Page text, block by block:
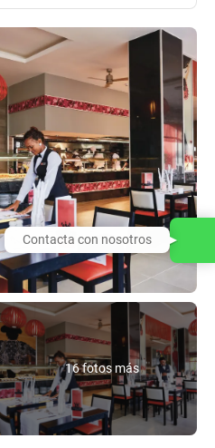
16 fotos más
Contacta con nosotros